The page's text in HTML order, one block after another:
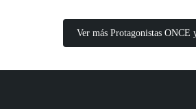
Ver más Protagonistas ONCE